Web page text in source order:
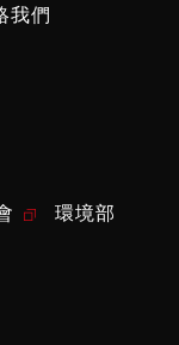
我們
環境部